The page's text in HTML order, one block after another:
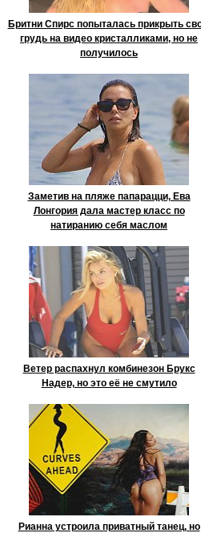
Бритни Спирс попыталась прикрыть
грудь на видео кристалликами, но не
получилось
Заметив на пляже папарацци, Ева
Лонгория дала мастер класс по
натиранию себя маслом
Ветер распахнул комбинезон Брукс
Надер, но это её не смутило
Рианна устроила приватный танец, но